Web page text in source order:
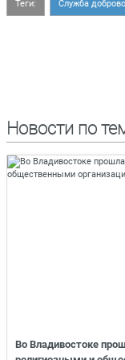
Теги: Служба
Новости по
Во Владивостоке